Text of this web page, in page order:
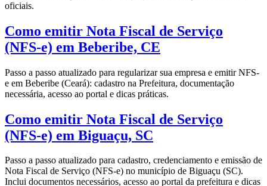
oficiais.
Como emitir Nota Fiscal de Serviço
(NFS-e) em Beberibe, CE
Passo a passo atualizado para regularizar sua empresa e emitir NFS-
e em Beberibe (Ceará): cadastro na Prefeitura, documentação
necessária, acesso ao portal e dicas práticas.
Como emitir Nota Fiscal de Serviço
(NFS-e) em Biguaçu, SC
Passo a passo atualizado para cadastro, credenciamento e emissão de
Nota Fiscal de Serviço (NFS-e) no município de Biguaçu (SC).
Inclui documentos necessários, acesso ao portal da prefeitura e dicas